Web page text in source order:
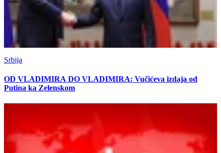
Srbija
OD VLADIMIRA DO VLADIMIRA: Vučićeva izdaja od
Putina ka Zelenskom